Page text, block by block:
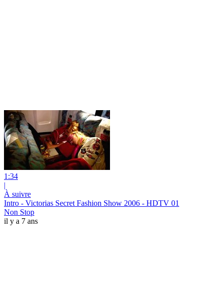
1:34
|
À suivre
Intro - Victorias Secret Fashion Show 2006 - HDTV 01
Non Stop
il y a 7 ans